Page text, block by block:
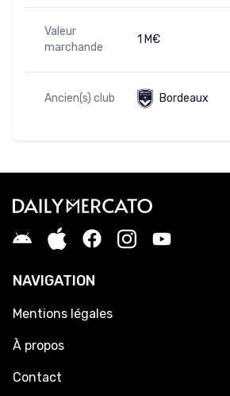
Valeur
marchande
1 M€
Ancien(s) club Bordeaux
NAVIGATION
Mentions légales
À propos
Contact